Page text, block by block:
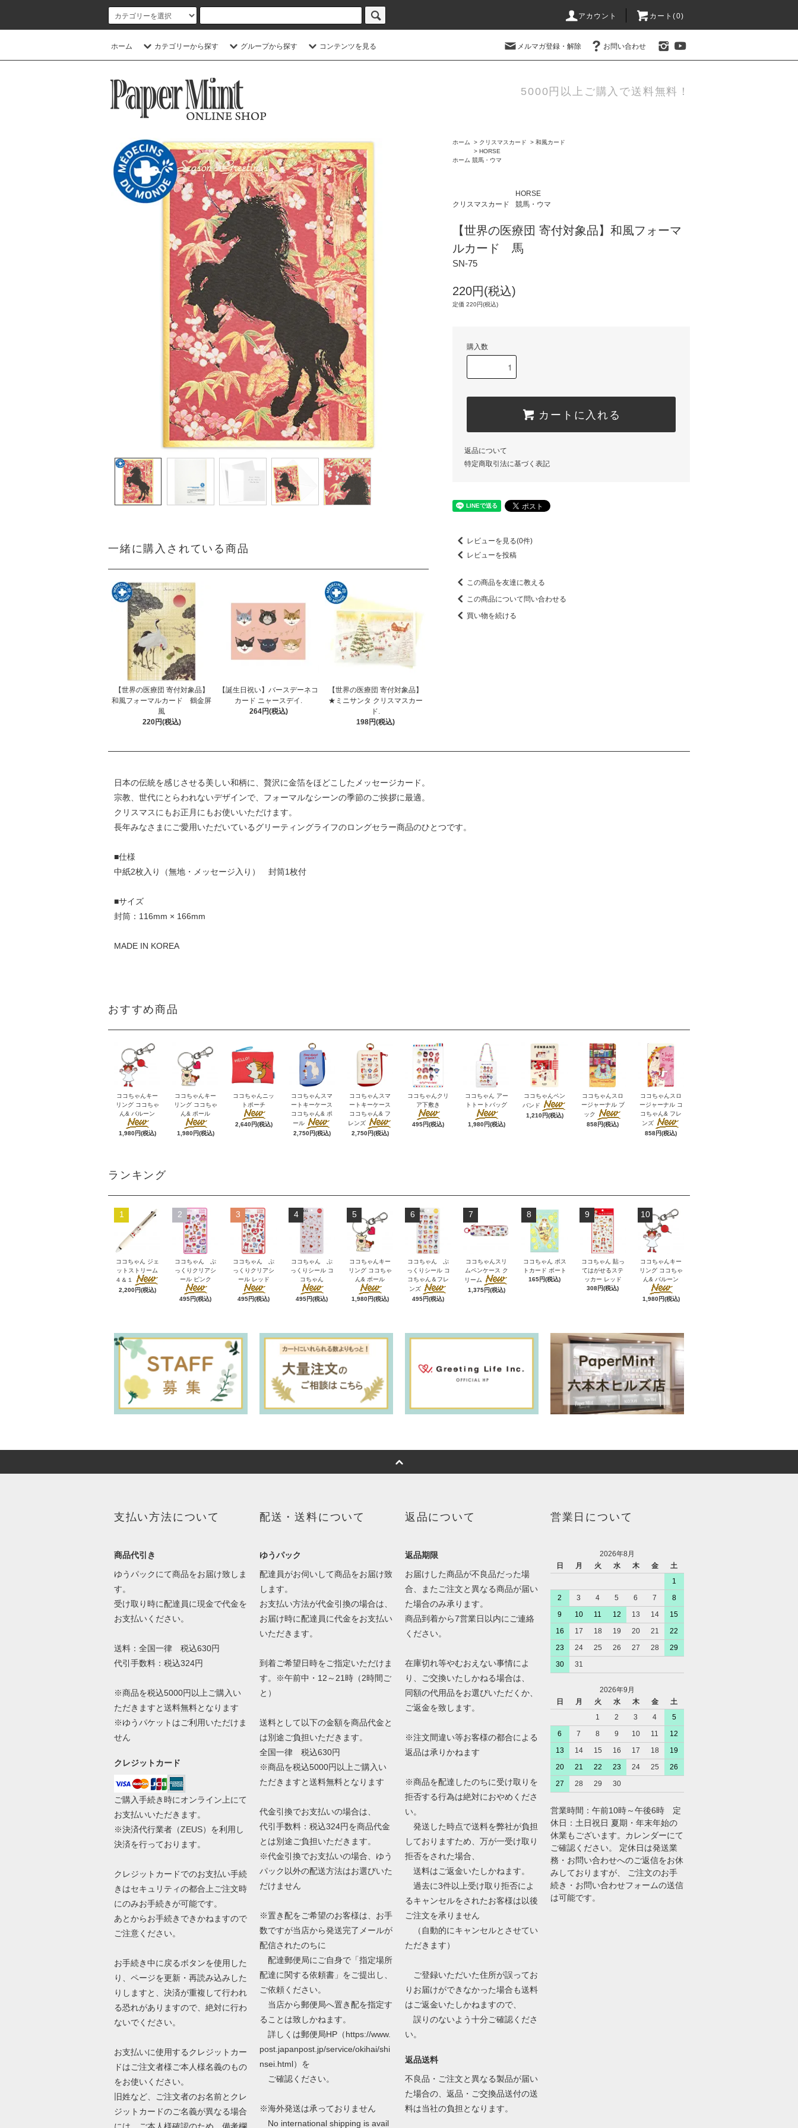
アカウント カート(0)
ホーム カテゴリーから探す グループから探す コンテンツを見る メルマガ登録・解除 お問い合わせ
5000円以上ご購入で送料無料！
一緒に購入されている商品
【世界の医療団 寄付対象品】
和風フォーマルカード 鶴金屏
風
220円(税込)
【誕生日祝い】バースデーネコ
カード ニャースデイ.
264円(税込)
【世界の医療団 寄付対象品】
★ミニサンタ クリスマスカー
ド.
198円(税込)
ホーム > クリスマスカード > 和風カード
ホーム
> HORSE
競馬・ウマ
クリスマスカード
HORSE
競馬・ウマ
【世界の医療団 寄付対象品】和風フォーマ
ルカード 馬
SN-75
220円(税込)
定価 220円(税込)
購入数
カートに入れる
返品について
特定商取引法に基づく表記
レビューを見る(0件)
レビューを投稿
この商品を友達に教える
この商品について問い合わせる
買い物を続ける
日本の伝統を感じさせる美しい和柄に、贅沢に金箔をほどこしたメッセージカード。
宗教、世代にとらわれないデザインで、フォーマルなシーンの季節のご挨拶に最適。
クリスマスにもお正月にもお使いいただけます。
長年みなさまにご愛用いただいているグリーティングライフのロングセラー商品のひとつです。
■仕様
中紙2枚入り（無地・メッセージ入り） 封筒1枚付
■サイズ
封筒：116mm × 166mm
MADE IN KOREA
おすすめ商品
ココちゃんキー
リング ココちゃ
ん& バルーン
1,980円(税込)
ココちゃんキー
リング ココちゃ
ん& ポール
1,980円(税込)
ココちゃんニッ
トポーチ
2,640円(税込)
ココちゃんスマ
ートキーケース
ココちゃん& ポ
ール
2,750円(税込)
ココちゃんスマ
ートキーケース
ココちゃん& フ
レンズ
2,750円(税込)
ココちゃんクリ
ア下敷き
495円(税込)
ココちゃん アー
トトートバッグ
1,980円(税込)
ココちゃんペン
バンド
1,210円(税込)
ココちゃんスロ
ージャーナル ブ
ック
858円(税込)
ココちゃんスロ
ージャーナル コ
コちゃん& フレ
ンズ
858円(税込)
ランキング
1
ココちゃん ジェ
ットストリーム
４＆１
2,200円(税込)
2
ココちゃん ぷ
っくりクリアシ
ール ピンク
495円(税込)
3
ココちゃん ぷ
っくりクリアシ
ール レッド
495円(税込)
4
ココちゃん ぷ
っくりシール コ
コちゃん
495円(税込)
5
ココちゃんキー
リング ココちゃ
ん& ポール
1,980円(税込)
6
ココちゃん ぷ
っくりシール コ
コちゃん＆フレ
ンズ
495円(税込)
7
ココちゃんスリ
ムペンケース ク
リーム
1,375円(税込)
8
ココちゃん ポス
トカード ボート
165円(税込)
9
ココちゃん 貼っ
てはがせるステ
ッカー レッド
308円(税込)
10
ココちゃんキー
リング ココちゃ
ん& バルーン
1,980円(税込)
支払い方法について
商品代引き
ゆうパックにて商品をお届け致しま
す。
受け取り時に配達員に現金で代金を
お支払いください。
送料：全国一律 税込630円
代引手数料：税込324円
※商品を税込5000円以上ご購入い
ただきますと送料無料となります
※ゆうパケットはご利用いただけま
せん
クレジットカード
ご購入手続き時にオンライン上にて
お支払いいただきます。
※決済代行業者（ZEUS）を利用し
決済を行っております。
クレジットカードでのお支払い手続
きはセキュリティの都合上ご注文時
にのみお手続きが可能です。
あとからお手続きできかねますので
ご注意ください。
お手続き中に戻るボタンを使用した
り、ページを更新・再読み込みした
りしますと、決済が重複して行われ
る恐れがありますので、絶対に行わ
ないでください。
お支払いに使用するクレジットカー
ドはご注文者様ご本人様名義のもの
をお使いください。
旧姓など、ご注文者のお名前とクレ
ジットカードのご名義が異なる場合
配送・送料について
ゆうパック
配達員がお伺いして商品をお届け致
します。
お支払い方法が代金引換の場合は、
お届け時に配達員に代金をお支払い
いただきます。
到着ご希望日時をご指定いただけま
す。※午前中・12～21時（2時間ご
と）
送料として以下の金額を商品代金と
は別途ご負担いただきます。
全国一律 税込630円
※商品を税込5000円以上ご購入い
ただきますと送料無料となります
代金引換でお支払いの場合は、
代引手数料：税込324円を商品代金
とは別途ご負担いただきます。
※代金引換でお支払いの場合、ゆう
パック以外の配送方法はお選びいた
だけません
※置き配をご希望のお客様は、お手
数ですが当店から発送完了メールが
配信されたのちに
配達郵便局にご自身で「指定場所
配達に関する依頼書」をご提出し、
ご依頼ください。
当店から郵便局へ置き配を指定す
ることは致しかねます。
詳しくは郵便局HP（https://www.
post.japanpost.jp/service/okihai/shi
nsei.html）を
ご確認ください。
※海外発送は承っておりません
No international shipping is avail
返品について
返品期限
お届けした商品が不良品だった場
合、またご注文と異なる商品が届い
た場合のみ承ります。
商品到着から7営業日以内にご連絡
ください。
在庫切れ等やむおえない事情によ
り、ご交換いたしかねる場合は、
同額の代用品をお選びいただくか、
ご返金を致します。
※注文間違い等お客様の都合による
返品は承りかねます
※商品を配達したのちに受け取りを
拒否する行為は絶対におやめくださ
い。
発送した時点で送料を弊社が負担
しておりますため、万が一受け取り
拒否をされた場合、
送料はご返金いたしかねます。
過去に3件以上受け取り拒否によ
るキャンセルをされたお客様は以後
ご注文を承りません
（自動的にキャンセルとさせてい
ただきます）
ご登録いただいた住所が誤ってお
りお届けができなかった場合も送料
はご返金いたしかねますので、
誤りのないよう十分ご確認くださ
い。
返品送料
不良品・ご注文と異なる製品が届い
た場合の、返品・ご交換品送付の送
料は当社の負担となります。
営業日について
2026年8月
日
月 火 水 木 金
土
1
2
3 4 5 6 7
8
9
10 11 12 13 14
15
16
17 18 19 20 21
22
23
24 25 26 27 28
29
30
31
2026年9月
日
月 火 水 木 金
土
1
2 3 4
5
6
7 8 9 10 11
12
13
14 15 16 17 18
19
20
21 22 23 24 25
26
27
28 29 30
営業時間：午前10時～午後6時 定
休日：土日祝日 夏期・年末年始の
休業もございます。カレンダーにて
ご確認ください。 定休日は発送業
務・お問い合わせへのご返信をお休
みしておりますが、 ご注文のお手
続き・お問い合わせフォームの送信
は可能です。